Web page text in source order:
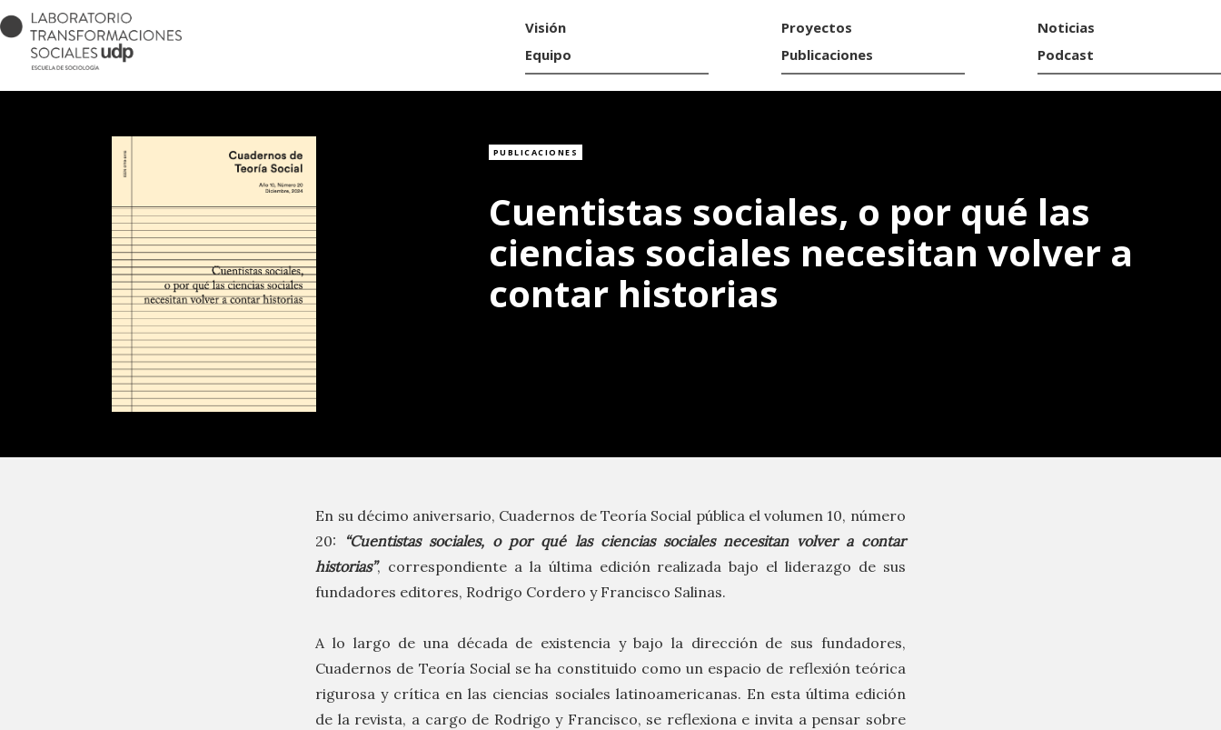
Visión
Equipo
Proyectos
Publicaciones
Noticias
Podcast
PUBLICACIONES
Cuentistas sociales, o por qué las
ciencias sociales necesitan volver a
contar historias
En su décimo aniversario, Cuadernos de Teoría Social pública el volumen 10, número
20:
“Cuentistas sociales, o por qué las ciencias sociales necesitan volver a contar
historias”, correspondiente a la última edición realizada bajo el liderazgo de sus
fundadores editores, Rodrigo Cordero y Francisco Salinas.
A lo largo de una década de existencia y bajo la dirección de sus fundadores,
Cuadernos de Teoría Social se ha constituido como un espacio de reflexión teórica
rigurosa y crítica en las ciencias sociales latinoamericanas. En esta última edición
de la revista, a cargo de Rodrigo y Francisco, se reflexiona e invita a pensar sobre